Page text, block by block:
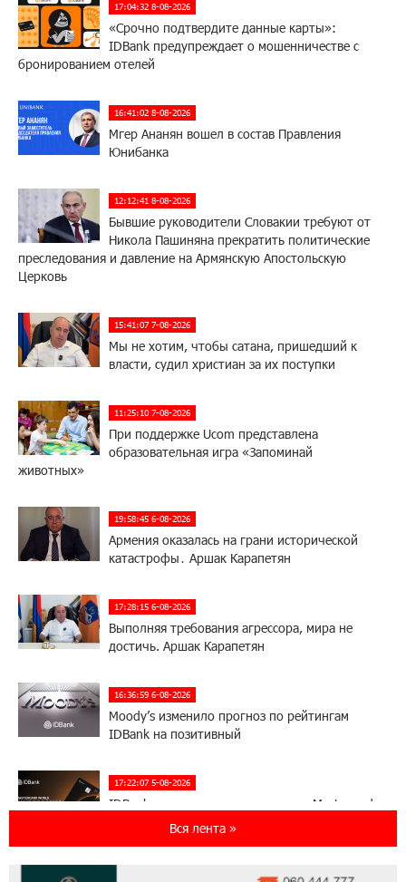
17:04:32 8-08-2026
«Срочно подтвердите данные карты»:
IDBank предупреждает о мошенничестве с
бронированием отелей
16:41:02 8-08-2026
Мгер Ананян вошел в состав Правления
Юнибанка
12:12:41 8-08-2026
Бывшие руководители Словакии требуют от
Никола Пашиняна прекратить политические
преследования и давление на Армянскую Апостольскую
Церковь
15:41:07 7-08-2026
Мы не хотим, чтобы сатана, пришедший к
власти, судил христиан за их поступки
11:25:10 7-08-2026
При поддержке Ucom представлена
образовательная игра «Запоминай
животных»
19:58:45 6-08-2026
Армения оказалась на грани исторической
катастрофы․ Аршак Карапетян
17:28:15 6-08-2026
Выполняя требования агрессора, мира не
достичь. Аршак Карапетян
16:36:59 6-08-2026
Moody’s изменило прогноз по рейтингам
IDBank на позитивный
17:22:07 5-08-2026
IDBank представляет новую карту Mastercard
World с преимуществами для путешествий и
Вся лента »